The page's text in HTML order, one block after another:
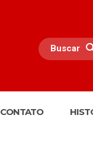
Buscar
CONTATO